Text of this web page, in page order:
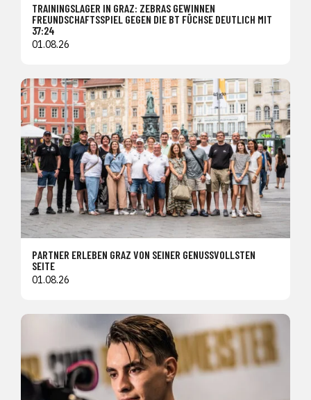
TRAININGSLAGER IN GRAZ: ZEBRAS GEWINNEN
FREUNDSCHAFTSSPIEL GEGEN DIE BT FÜCHSE DEUTLICH MIT
37:24
01.08.26
PARTNER ERLEBEN GRAZ VON SEINER GENUSSVOLLSTEN
SEITE
01.08.26